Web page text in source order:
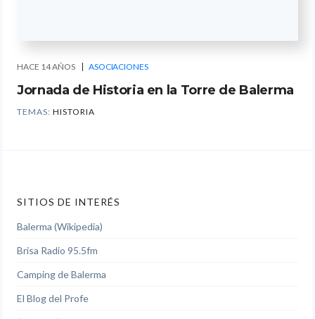
HACE 14 AÑOS ASOCIACIONES
Jornada de Historia en la Torre de Balerma
TEMAS: HISTORIA
SITIOS DE INTERÉS
Balerma (Wikipedia)
Brisa Radio 95.5fm
Camping de Balerma
El Blog del Profe